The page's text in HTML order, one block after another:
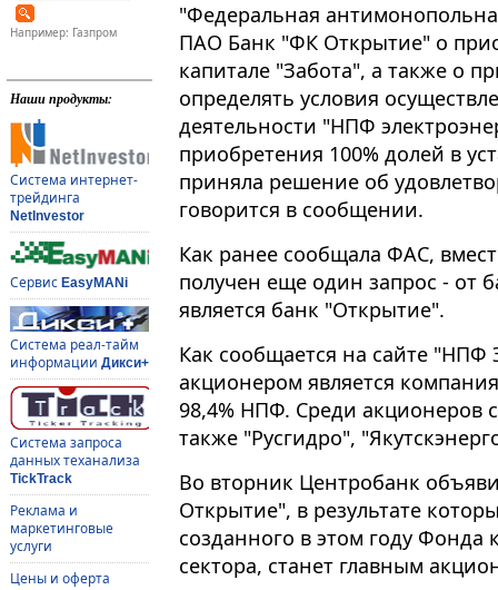
Например: Газпром
Наши продукты:
Система интернет-
трейдинга
NetInvestor
Сервис EasyMANi
Система реал-тайм
информации Дикси+
Система запроса
данных теханализа
TickTrack
Реклама и
маркетинговые
услуги
Цены и оферта
"Федеральная
ПАО Банк "ФК Открытие" о
капитале "Забота", а также о
определять условия
деятельности "НПФ
приобретения 100% долей в
приняла решение об
говорится в сообщении.
Как ранее сообщала ФАС,
получен еще один запрос - от
является банк "Открытие".
Как сообщается на сайте "НПФ
акционером является
98,4% НПФ. Среди акционеров
также "Русгидро",
Во вторник Центробанк
Открытие", в результате
созданного в этом году Фонда
сектора, станет главным